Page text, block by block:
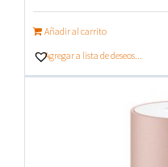
Añadir al carrito
Agregar a lista de deseos...